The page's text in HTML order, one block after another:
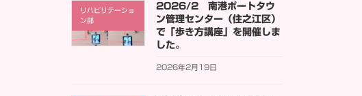
リハビリテーショ
ン部
2026/2 南港ポートタウ
ン管理センター（住之江区）
で「歩き方講座」を開催しま
した。
2026年2月19日